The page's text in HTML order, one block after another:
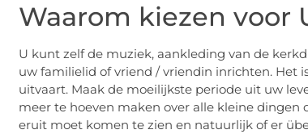
Waarom kiezen voor
U kunt zelf de muziek, aankleding van de
uw familielid of vriend / vriendin inrichten. Het
uitvaart. Maak de moeilijkste periode uit uw
meer te hoeven maken over alle kleine
eruit moet komen te zien en natuurlijk of er